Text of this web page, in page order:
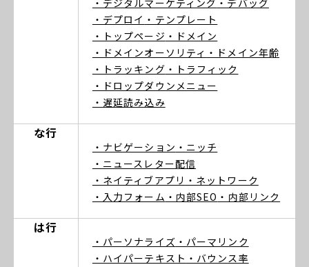
・デジタルマーケティング ・デバッグ
・デプロイ ・テンプレート
・トップページ ・ドメイン
・ドメインオーソリティ ・ドメイン年齢
・トラッキング ・トラフィック
・ドロップダウンメニュー
・遅延読み込み
な行
・ナビゲーション ・ニッチ
・ニュースレター配信
・ネイティブアプリ ・ネットワーク
・入力フォーム ・内部SEO ・内部リンク
は行
・パーソナライズ ・パーマリンク
・ハイパーテキスト ・バウンス率